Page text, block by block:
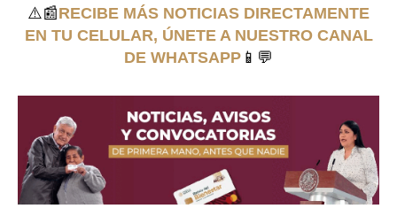
⚠️📰RECIBE MÁS NOTICIAS DIRECTAMENTE
EN TU CELULAR, ÚNETE A NUESTRO CANAL
DE WHATSAPP 📱💬